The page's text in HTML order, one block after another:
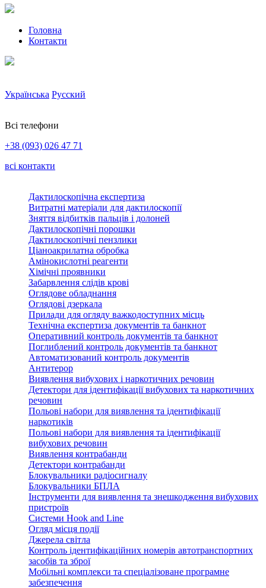
Головна
Контакти
Українська Русский
Всі телефони
+38 (093) 026 47 71
всі контакти
Дактилоскопічна експертиза
Витратні матеріали для дактилоскопії
Зняття відбитків пальців і долоней
Дактилоскопічні порошки
Дактилоскопічні пензлики
Ціаноакрилатна обробка
Амінокислотні реагенти
Хімічні проявники
Забарвлення слідів крові
Оглядове обладнання
Оглядові дзеркала
Прилади для огляду важкодоступних місць
Технічна експертиза документів та банкнот
Оперативний контроль документів та банкнот
Поглиблений контроль документів та банкнот
Автоматизований контроль документів
Антитерор
Виявлення вибухових і наркотичних речовин
Детектори для ідентифікації вибухових та наркотичних
речовин
Польові набори для виявлення та ідентифікації
наркотиків
Польові набори для виявлення та ідентифікації
вибухових речовин
Виявлення контрабанди
Детектори контрабанди
Блокувальники радіосигналу
Блокувальники БПЛА
Інструменти для виявлення та знешкодження вибухових
пристроїв
Системи Hook and Line
Огляд місця події
Джерела світла
Контроль ідентифікаційних номерів автотранспортних
засобів та зброї
Мобільні комплекси та спеціалізоване програмне
забезпечення